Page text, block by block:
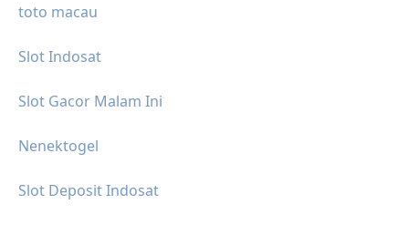
toto macau
Slot Indosat
Slot Gacor Malam Ini
Nenektogel
Slot Deposit Indosat